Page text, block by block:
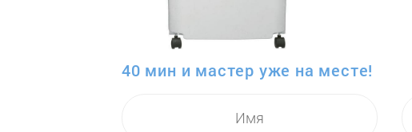
40 мин и мастер уже на месте!